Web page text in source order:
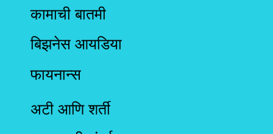
कामाची बातमी
बिझनेस आयडिया
फायनान्स
अटी आणि शर्ती